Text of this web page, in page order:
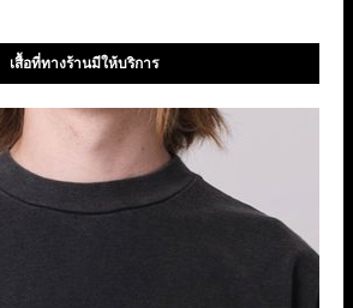
เสื้อที่ทางร้านมีให้บริการ